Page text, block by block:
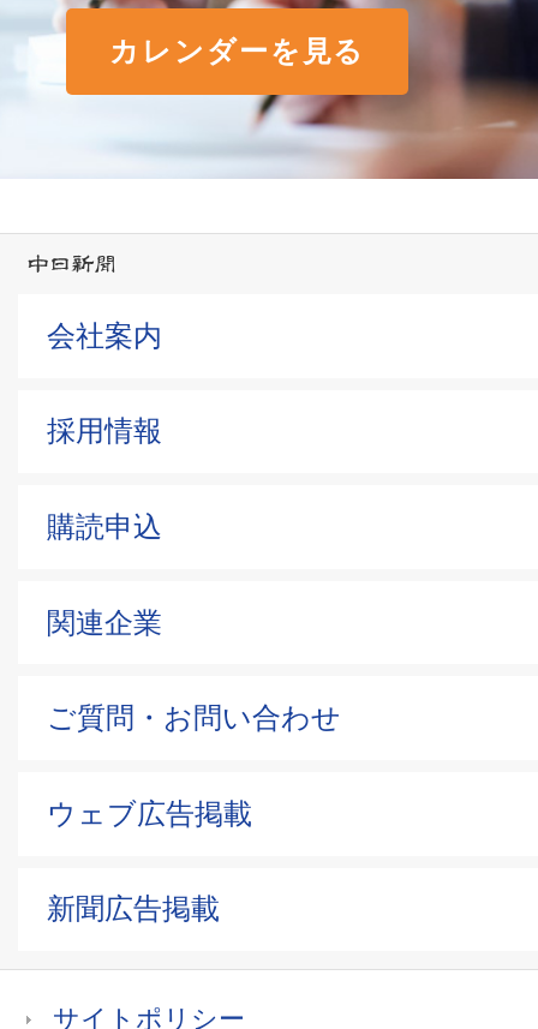
カレンダーを見る
会社案内
採用情報
購読申込
関連企業
ご質問・お問い合わせ
ウェブ広告掲載
新聞広告掲載
サイトポリシー